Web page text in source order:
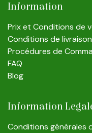
Information
Prix et Conditions de
Conditions de livraison
Procédures de
FAQ
Blog
Information
Conditions générales